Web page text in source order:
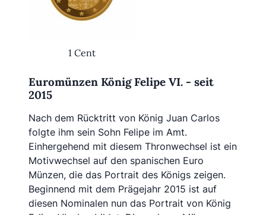
1 Cent
Euromünzen König Felipe VI. - seit
2015
Nach dem Rücktritt von König Juan Carlos
folgte ihm sein Sohn Felipe im Amt.
Einhergehend mit diesem Thronwechsel ist ein
Motivwechsel auf den spanischen Euro
Münzen, die das Portrait des Königs zeigen.
Beginnend mit dem Prägejahr 2015 ist auf
diesen Nominalen nun das Portrait von König